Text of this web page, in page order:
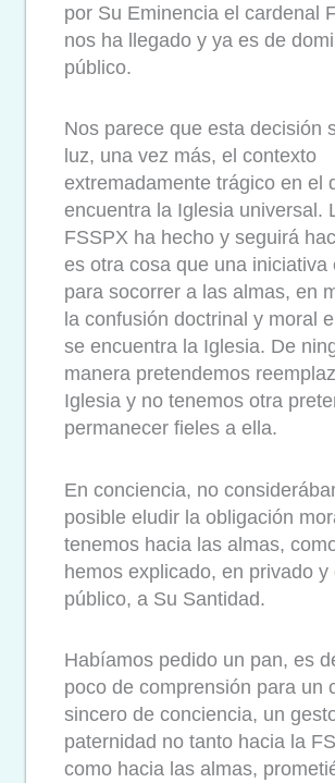
por Su Eminencia el cardenal
nos ha llegado y ya es de
público.
Nos parece que esta decisión
luz, una vez más, el contexto
extremadamente trágico en el
encuentra la Iglesia universal.
FSSPX ha hecho y seguirá
es otra cosa que una iniciativa
para socorrer a las almas, en
la confusión doctrinal y moral
se encuentra la Iglesia. De
manera pretendemos
Iglesia y no tenemos otra
permanecer fieles a ella.
En conciencia, no
posible eludir la obligación
tenemos hacia las almas,
hemos explicado, en privado y
público, a Su Santidad.
Habíamos pedido un pan, es
poco de comprensión para un
sincero de conciencia, un
paternidad no tanto hacia la
como hacia las almas,